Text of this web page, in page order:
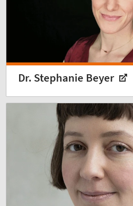
Dr. Stephanie Beyer